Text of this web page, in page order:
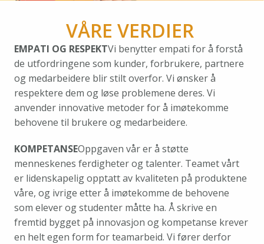
VÅRE VERDIER
EMPATI OG RESPEKTVi benytter empati for å forstå
de utfordringene som kunder, forbrukere, partnere
og medarbeidere blir stilt overfor. Vi ønsker å
respektere dem og løse problemene deres. Vi
anvender innovative metoder for å imøtekomme
behovene til brukere og medarbeidere.
KOMPETANSEOppgaven vår er å støtte
menneskenes ferdigheter og talenter. Teamet vårt
er lidenskapelig opptatt av kvaliteten på produktene
våre, og ivrige etter å imøtekomme de behovene
som elever og studenter måtte ha. Å skrive en
fremtid bygget på innovasjon og kompetanse krever
en helt egen form for teamarbeid. Vi fører derfor